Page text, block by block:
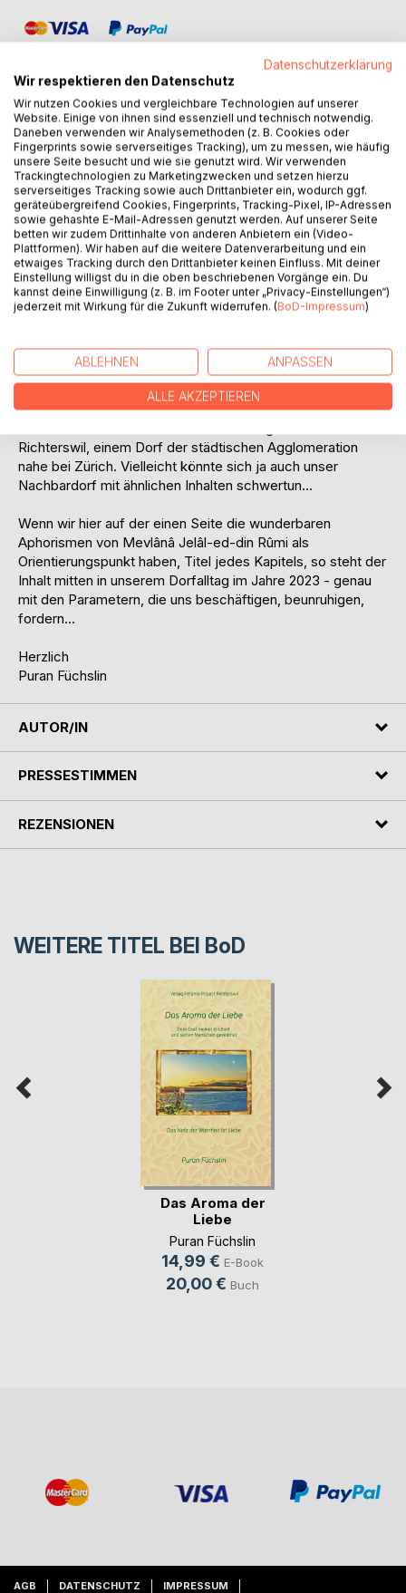
BESCHREIBUNG
Aphorismen wie Leuchttürme -
Orientierungspunkte auf dem Ozean unserer Reise durch
den Alltag.
Liebe Leser,
Wir stehen den 'grossen Themen' des Lebens oft sehr
starr und statisch gegenüber, ausgerechnet dann, wenn wir,
Verantwortungen beweglich, frisch und bereit sein
müssten.
Diese Mängel haben viele Auswirkungen, und so steht
Richterswil, einem Dorf der städtischen Agglomeration
nahe bei Zürich. Vielleicht könnte sich ja auch unser
Nachbardorf mit ähnlichen Inhalten schwertun...
Wenn wir hier auf der einen Seite die wunderbaren
Aphorismen von Mevlânâ Jelâl-ed-din Rûmi als
Orientierungspunkt haben, Titel jedes Kapitels, so steht der
Inhalt mitten in unserem Dorfalltag im Jahre 2023 - genau
mit den Parametern, die uns beschäftigen, beunruhigen,
fordern...
Herzlich
Puran Füchslin
AUTOR/IN
PRESSESTIMMEN
REZENSIONEN
WEITERE TITEL BEI BoD
Das Aroma der
Liebe
Puran Füchslin
14,99 € E-Book
20,00 € Buch
AGB DATENSCHUTZ IMPRESSUM
Datenschutzerklärung
Wir respektieren den Datenschutz
Wir nutzen Cookies und vergleichbare Technologien auf unserer
Website. Einige von ihnen sind essenziell und technisch notwendig.
Daneben verwenden wir Analysemethoden (z. B. Cookies oder
Fingerprints sowie serverseitiges Tracking), um zu messen, wie häufig
unsere Seite besucht und wie sie genutzt wird. Wir verwenden
Trackingtechnologien zu Marketingzwecken und setzen hierzu
serverseitiges Tracking sowie auch Drittanbieter ein, wodurch ggf.
geräteübergreifend Cookies, Fingerprints, Tracking-Pixel, IP-Adressen
sowie gehashte E-Mail-Adressen genutzt werden. Auf unserer Seite
betten wir zudem Drittinhalte von anderen Anbietern ein (Video-
Plattformen). Wir haben auf die weitere Datenverarbeitung und ein
etwaiges Tracking durch den Drittanbieter keinen Einfluss. Mit deiner
Einstellung willigst du in die oben beschriebenen Vorgänge ein. Du
kannst deine Einwilligung (z. B. im Footer unter „Privacy-Einstellungen“)
jederzeit mit Wirkung für die Zukunft widerrufen. (BoD-Impressum)
ABLEHNEN ANPASSEN
ALLE AKZEPTIEREN